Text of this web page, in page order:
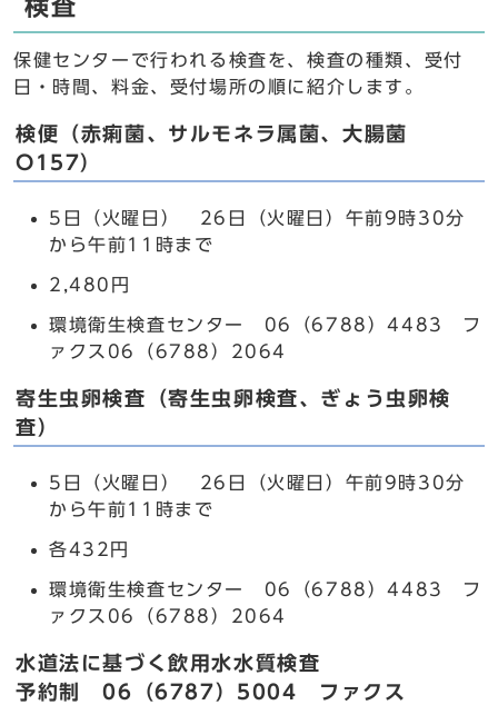
検査
保健センターで行われる検査を、検査の種類、受付
日・時間、料金、受付場所の順に紹介します。
検便（赤痢菌、サルモネラ属菌、大腸菌
O157）
5日（火曜日） 26日（火曜日）午前9時30分
から午前11時まで
2,480円
環境衛生検査センター 06（6788）4483 フ
ァクス06（6788）2064
寄生虫卵検査（寄生虫卵検査、ぎょう虫卵検
査）
5日（火曜日） 26日（火曜日）午前9時30分
から午前11時まで
各432円
環境衛生検査センター 06（6788）4483 フ
ァクス06（6788）2064
水道法に基づく飲用水水質検査
予約制 06（6787）5004 ファクス